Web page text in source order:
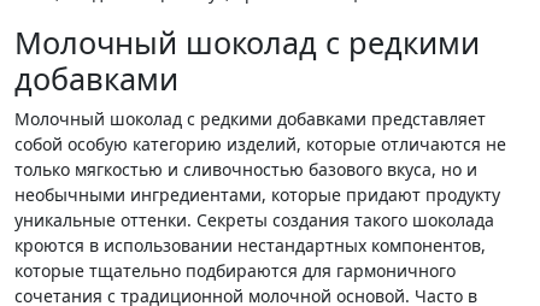
Молочный шоколад с редкими
добавками
Молочный шоколад с редкими добавками представляет
собой особую категорию изделий, которые отличаются не
только мягкостью и сливочностью базового вкуса, но и
необычными ингредиентами, которые придают продукту
уникальные оттенки. Секреты создания такого шоколада
кроются в использовании нестандартных компонентов,
которые тщательно подбираются для гармоничного
сочетания с традиционной молочной основой. Часто в